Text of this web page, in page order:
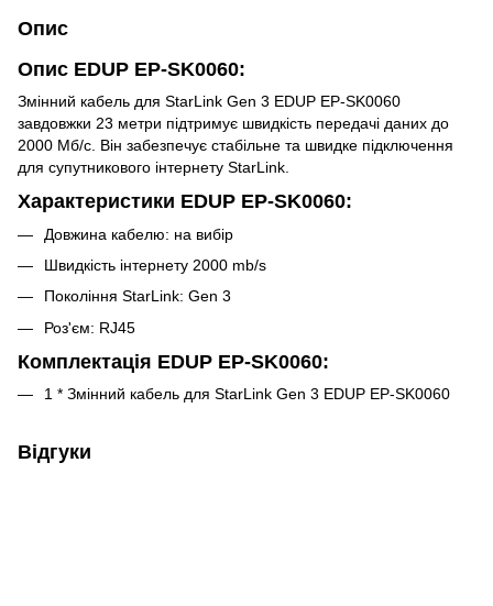
Опис
Опис EDUP EP-SK0060:
Змінний кабель для StarLink Gen 3 EDUP EP-SK0060
завдовжки 23 метри підтримує швидкість передачі даних до
2000 Мб/с. Він забезпечує стабільне та швидке підключення
для супутникового інтернету StarLink.
Характеристики EDUP EP-SK0060:
Довжина кабелю: на вибір
Швидкість інтернету 2000 mb/s
Покоління StarLink: Gen 3
Роз'єм: RJ45
Комплектація EDUP EP-SK0060:
1 * Змінний кабель для StarLink Gen 3 EDUP EP-SK0060
Відгуки